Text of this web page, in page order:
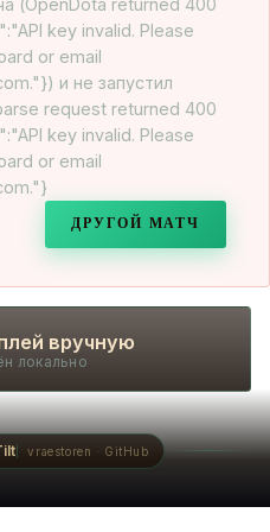
(OpenDota returned 400
key invalid. Please
or email
и не запустил
request returned 400
key invalid. Please
or email
ДРУГОЙ МАТЧ
вручную
локально
vraestoren · GitHub